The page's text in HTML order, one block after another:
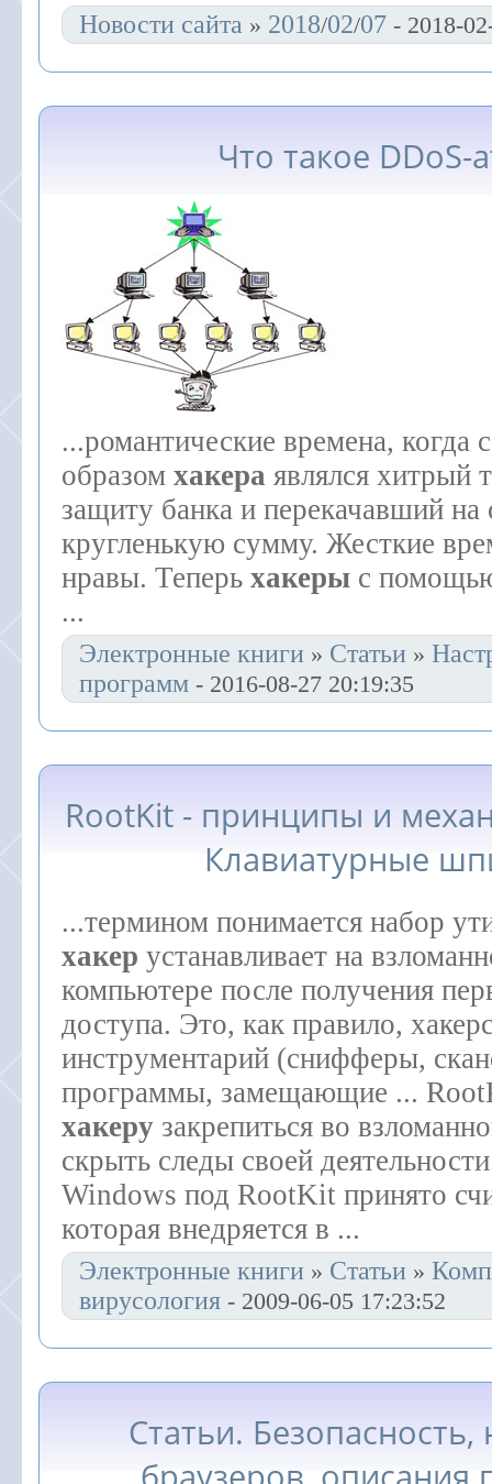
Новости сайта » 2018/02/07 - 2018-
Что такое DDoS-
...романтические времена, когда
образом хакера являлся хитрый
защиту банка и перекачавший на
кругленькую сумму. Жесткие
нравы. Теперь хакеры с
...
Электронные книги » Статьи »
программ - 2016-08-27 20:19:35
RootKit - принципы и
Клавиатурные
...термином понимается набор
хакер устанавливает на
компьютере после получения
доступа. Это, как правило,
инструментарий (снифферы,
программы, замещающие ...
хакеру закрепиться во
скрыть следы своей
Windows под RootKit принято
которая внедряется в ...
Электронные книги » Статьи »
вирусология - 2009-06-05 17:23:52
Статьи. Безопасность,